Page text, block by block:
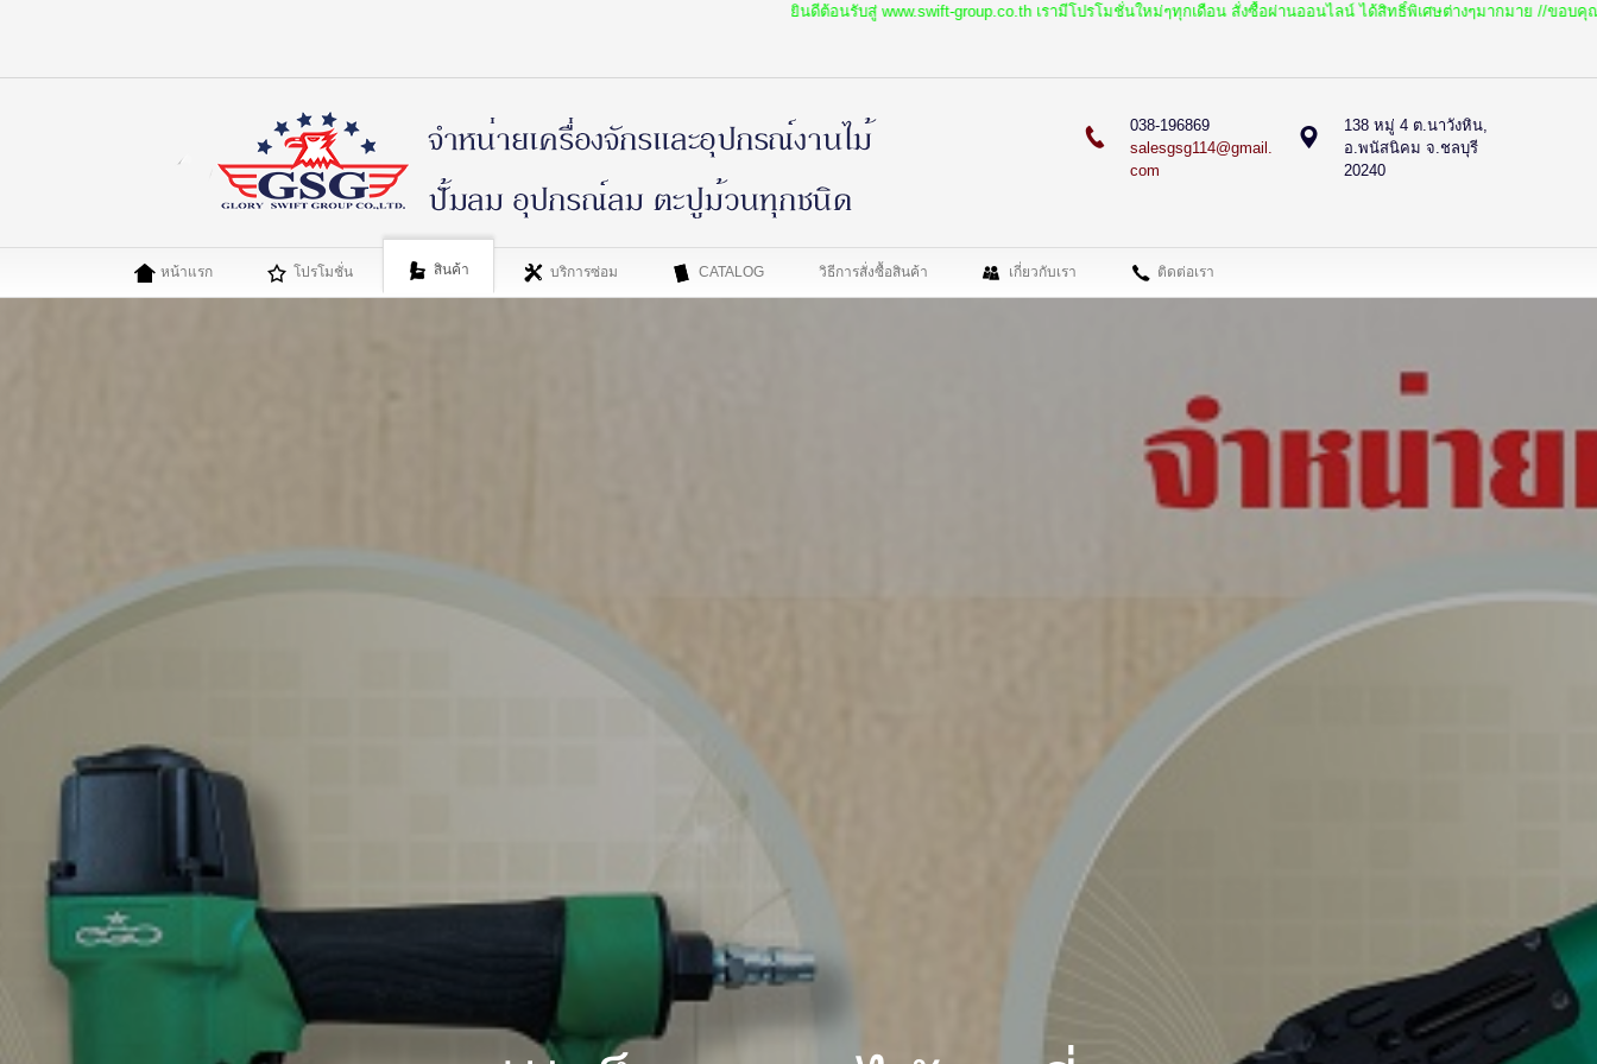
ยินดีต้อนรับสู่ www.swift-group.co.th เรามีโปรโมชั่นใหม่ๆทุกเดือน สั่งซื้อผ่านออนไลน์ ได้สิทธิ์พิเศษต่างๆมากมาย //ขอบคุณครับ
138 หมู่ 4 ต.นาวังหิน,
อ.พนัสนิคม จ.ชลบุรี
20240
038-196869
salesgsg114@gmail.
com
หน้าแรก โปรโมชั่น สินค้า บริการซ่อม CATALOG วิธีการสั่งซื้อสินค้า เกี่ยวกับเรา ติดต่อเรา